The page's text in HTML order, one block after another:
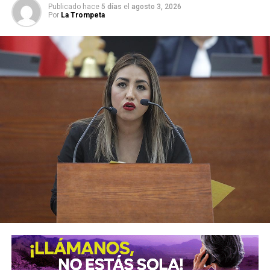
El presidente de la Comisión legislativa, señaló que el
artículo 60 de laLey de Educación del Estado,establece
que se utilizará el avance de las tecnologías de la
información, comunicación, conocimiento y aprendizaje
digital, con la finalidad de fortalecer los modelos
pedagógicos de enseñanza aprendizaje, la innovación
educativa, el desarrollo de habilidades y saberes digitales
de los educandos.
Asimismo mencionó que también se establecen
programas de educación a distancia y semi presencial
para cerrar la brecha digital y las desigualdades en la
población y que las tecnologías de la información,
comunicación, conocimiento y aprendizaje digital serán
utilizadas como un complemento de los demás materiales
Publicado hace 5 días el agosto 3, 2026
Por La Trompeta